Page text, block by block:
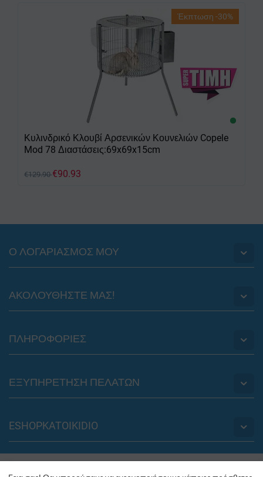
Έκπτωση -30%
Κυλινδρικό Κλουβί Αρσενικών Κουνελιών Copele
Mod 78 Διαστάσεις:69x69x15cm
€129.90 €90.93
Ο ΛΟΓΑΡΙΑΣΜΟΣ ΜΟΥ
ΑΚΟΛΟΥΘHΣΤΕ ΜΑΣ!
ΠΛΗΡΟΦΟΡΙΕΣ
ΕΞΥΠΗΡΕΤΗΣΗ ΠΕΛΑΤΩΝ
ESHOPKATOIKIDIO